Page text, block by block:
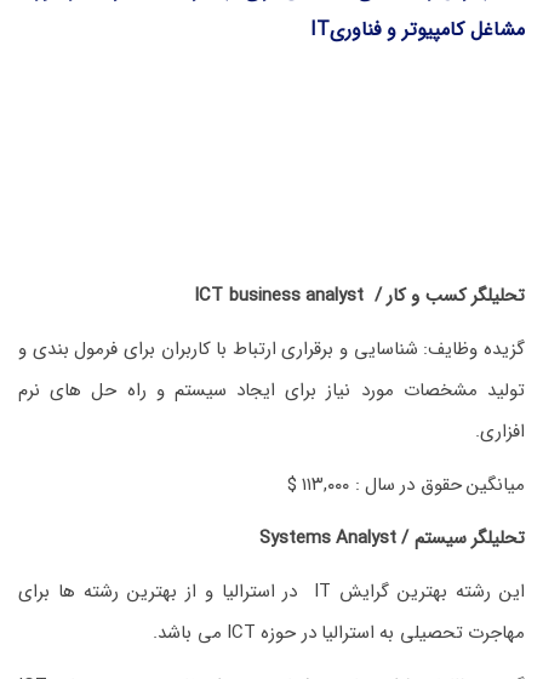
مشاغل کامپیوتر و فناوریIT
تحلیلگر کسب و کار / ICT business analyst
گزیده وظایف: شناسایی و برقراری ارتباط با کاربران برای فرمول بندی و
تولید مشخصات مورد نیاز برای ایجاد سیستم و راه حل های نرم
افزاری.
میانگین حقوق در سال : ۱۱۳,۰۰۰ $
تحلیلگر سیستم / Systems Analyst
این رشته بهترین گرایش IT در استرالیا و از بهترین رشته ها برای
مهاجرت تحصیلی به استرالیا در حوزه ICT می باشد.